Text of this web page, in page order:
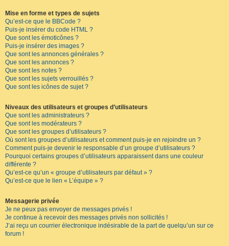
Mise en forme et types de sujets
Qu’est-ce que le BBCode ?
Puis-je insérer du code HTML ?
Que sont les émoticônes ?
Puis-je insérer des images ?
Que sont les annonces générales ?
Que sont les annonces ?
Que sont les notes ?
Que sont les sujets verrouillés ?
Que sont les icônes de sujet ?
Niveaux des utilisateurs et groupes d’utilisateurs
Que sont les administrateurs ?
Que sont les modérateurs ?
Que sont les groupes d’utilisateurs ?
Où sont les groupes d’utilisateurs et comment puis-je en rejoindre un ?
Comment puis-je devenir le responsable d’un groupe d’utilisateurs ?
Pourquoi certains groupes d’utilisateurs apparaissent dans une couleur
différente ?
Qu’est-ce qu’un « groupe d’utilisateurs par défaut » ?
Qu’est-ce que le lien « L’équipe » ?
Messagerie privée
Je ne peux pas envoyer de messages privés !
Je continue à recevoir des messages privés non sollicités !
J’ai reçu un courrier électronique indésirable de la part de quelqu’un sur ce
forum !